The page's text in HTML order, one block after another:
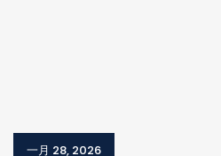
一月 28, 2026